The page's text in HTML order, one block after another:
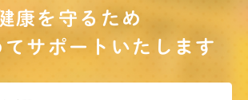
康を守るため
サポート いたします